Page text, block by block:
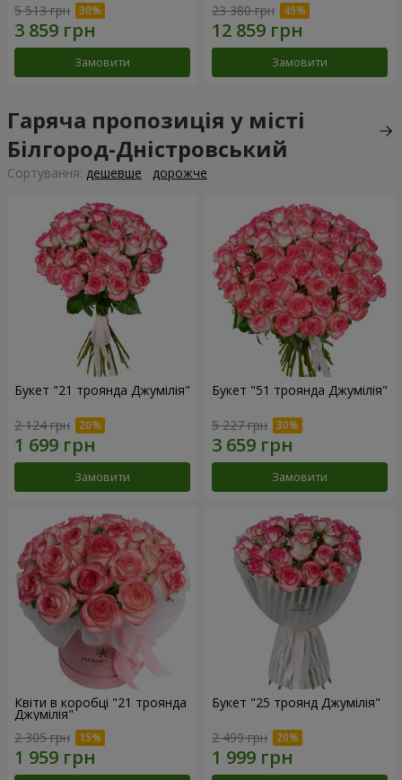
5 513 грн
Замовити
23 380 грн
Замовити
Гаряча пропозиція у місті
Білгород-Дністровський
Сортування: дешевше дорожче
Букет "21 троянда Джумілія"
2 124 грн
Замовити
Букет "51 троянда Джумілія"
5 227 грн
Замовити
Квіти в коробці "21 троянда
Джумілія"
2 305 грн
Букет "25 троянд Джумілія"
2 499 грн